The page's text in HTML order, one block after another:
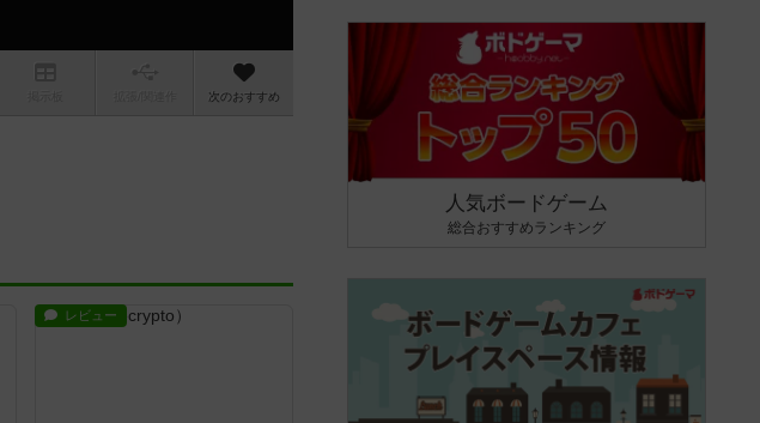
次のおすすめ
レビュー
人気ボードゲーム
総合おすすめランキング